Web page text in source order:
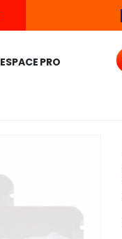
ESPACE PRO